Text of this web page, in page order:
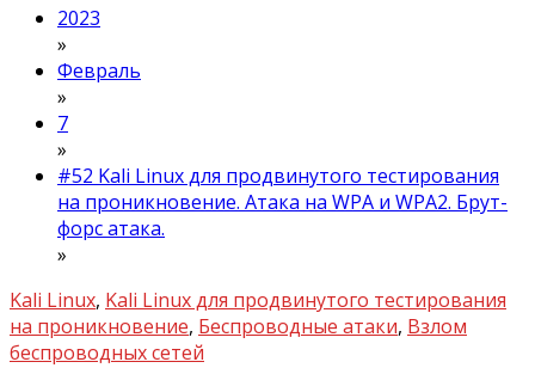
2023
»
Февраль
»
7
»
#52 Kali Linux для продвинутого тестирования
на проникновение. Атака на WPA и WPA2. Брут-
форс атака.
»
Kali Linux, Kali Linux для продвинутого тестирования
на проникновение, Беспроводные атаки, Взлом
беспроводных сетей